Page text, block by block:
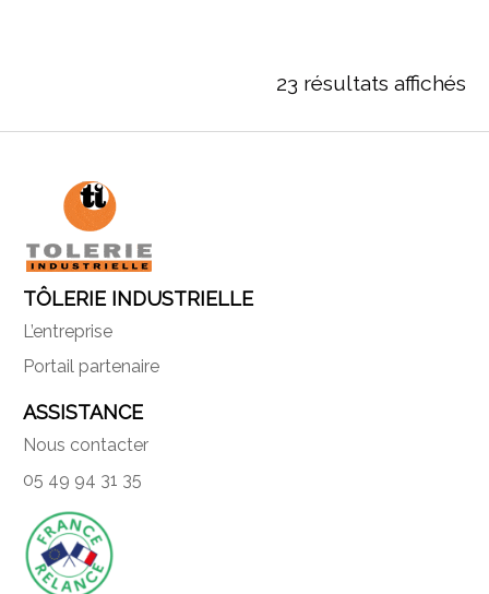
23 résultats affichés
TÔLERIE INDUSTRIELLE
L’entreprise
Portail partenaire
ASSISTANCE
Nous contacter
05 49 94 31 35